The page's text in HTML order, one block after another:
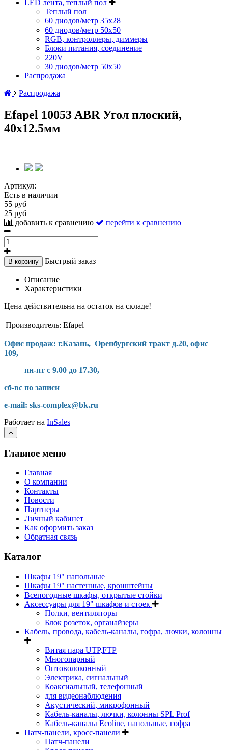
LED лента, теплый пол
Теплый пол
60 диодов/метр 35x28
60 диодов/метр 50x50
RGB, контроллеры, диммеры
Блоки питания, соединение
220V
30 диодов/метр 50х50
Распродажа
Распродажа
Efapel 10053 ABR Угол плоский,
40x12.5мм
Артикул:
Есть в наличии
55 руб
25 руб
добавить к сравнению
перейти к сравнению
В корзину Быстрый заказ
Описание
Характеристики
Цена действительна на остаток на складе!
Производитель: Efapel
Офис продаж: г.Казань, Оренбургский тракт д.20, офис
109,
пн-пт с 9.00 до 17.30,
сб-вс по записи
e-mail: sks-complex@bk.ru
Работает на InSales
Главное меню
Главная
О компании
Контакты
Новости
Партнеры
Личный кабинет
Как оформить заказ
Обратная связь
Каталог
Шкафы 19" напольные
Шкафы 19" настенные, кронштейны
Всепогодные шкафы, открытые стойки
Аксессуары для 19" шкафов и стоек
Полки, вентиляторы
Блок розеток, органайзеры
Кабель, провода, кабель-каналы, гофра, лючки, колонны
Витая пара UTP,FTP
Многопарный
Оптоволоконный
Электрика, сигнальный
Коаксиальный, телефонный
для видеонаблюдения
Акустический, микрофонный
Кабель-каналы, лючки, колонны SPL Prof
Кабель-каналы Ecoline, напольные, гофра
Патч-панели, кросс-панели
Патч-панели